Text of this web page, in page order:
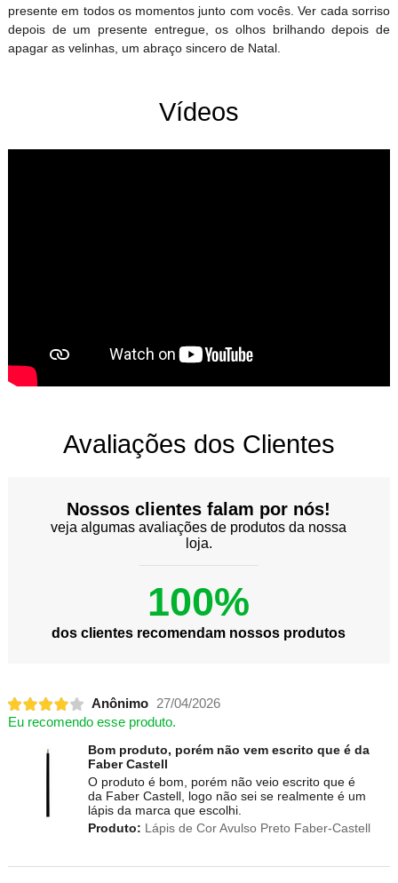
presente em todos os momentos junto com vocês. Ver cada sorriso
depois de um presente entregue, os olhos brilhando depois de
apagar as velinhas, um abraço sincero de Natal.
Vídeos
Avaliações dos Clientes
Nossos clientes falam por nós!
veja algumas avaliações de produtos da nossa
loja.
100%
dos clientes recomendam nossos produtos
Anônimo 27/04/2026
Eu recomendo esse produto.
Bom produto, porém não vem escrito que é da
Faber Castell
O produto é bom, porém não veio escrito que é
da Faber Castell, logo não sei se realmente é um
lápis da marca que escolhi.
Produto: Lápis de Cor Avulso Preto Faber-Castell